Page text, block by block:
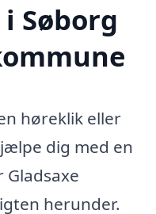
Søborg
høreklik eller
dig med en
herunder.